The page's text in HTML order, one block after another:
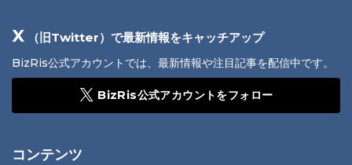
X （旧Twitter）で最新情報をキャッチアップ
BizRis公式アカウントでは、最新情報や注目記事を配信中です。
BizRis公式アカウントをフォロー
コンテンツ